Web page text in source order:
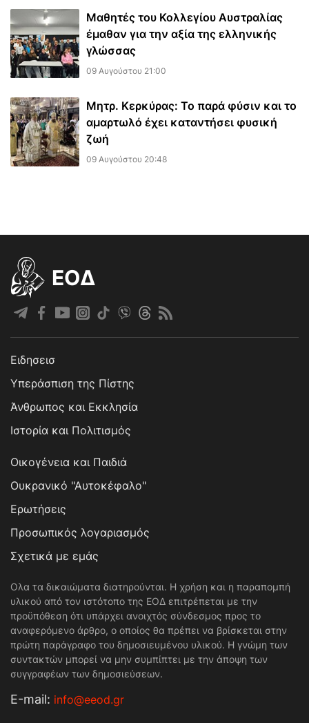
Μαθητές του Κολλεγίου Αυστραλίας
έμαθαν για την αξία της ελληνικής
γλώσσας
09 Αυγούστου 21:00
Μητρ. Κερκύρας: Το παρά φύσιν και το
αμαρτωλό έχει καταντήσει φυσική
ζωή
09 Αυγούστου 20:48
EOΔ
Ειδησεισ
Υπεράσπιση της Πίστης
Άνθρωπος και Εκκλησία
Ιστορία και Πολιτισμός
Οικογένεια και Παιδιά
Ουκρανικό "Αυτοκέφαλο"
Ερωτήσεις
Προσωπικός λογαριασμός
Σχετικά με εμάς
Ολα τα δικαιώματα διατηρούνται. Η χρήση και η παραπομπή
υλικού από τον ιστότοπο της ΕΟΔ επιτρέπεται με την
προϋπόθεση ότι υπάρχει ανοιχτός σύνδεσμος προς το
αναφερόμενο άρθρο, ο οποίος θα πρέπει να βρίσκεται στην
πρώτη παράγραφο του δημοσιευμένου υλικού. Η γνώμη των
συντακτών μπορεί να μην συμπίπτει με την άποψη των
συγγραφέων των δημοσιεύσεων.
Е-mail: info@eeod.gr